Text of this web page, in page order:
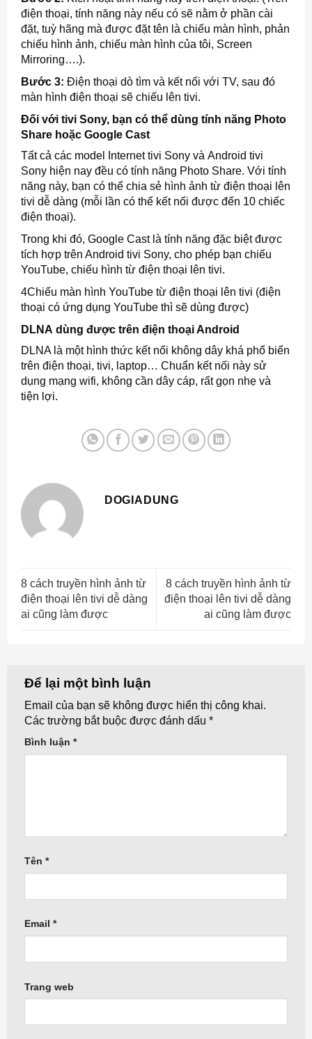
điện thoại, tính năng này nếu có sẽ nằm ở phần cài
đặt, tuỳ hãng mà được đặt tên là chiếu màn hình, phản
chiếu hình ảnh, chiếu màn hình của tôi, Screen
Mirroring….).
Bước 3: Điện thoại dò tìm và kết nối với TV, sau đó
màn hình điện thoại sẽ chiếu lên tivi.
Đối với tivi Sony, bạn có thể dùng tính năng Photo
Share hoặc Google Cast
Tất cả các model Internet tivi Sony và Android tivi
Sony hiện nay đều có tính năng Photo Share. Với tính
năng này, bạn có thể chia sẻ hình ảnh từ điện thoại lên
tivi dễ dàng (mỗi lần có thể kết nối được đến 10 chiếc
điện thoại).
Trong khi đó, Google Cast là tính năng đặc biệt được
tích hợp trên Android tivi Sony, cho phép bạn chiếu
YouTube, chiếu hình từ điện thoại lên tivi.
4Chiếu màn hình YouTube từ điện thoại lên tivi (điện
thoại có ứng dụng YouTube thì sẽ dùng được)
DLNA dùng được trên điện thoại Android
DLNA là một hình thức kết nối không dây khá phổ biến
trên điện thoại, tivi, laptop… Chuẩn kết nối này sử
dụng mạng wifi, không cần dây cáp, rất gọn nhẹ và
tiện lợi.
DOGIADUNG
8 cách truyền hình ảnh từ
điện thoại lên tivi dễ dàng
ai cũng làm được
8 cách truyền hình ảnh từ
điện thoại lên tivi dễ dàng
ai cũng làm được
Để lại một bình luận
Email của bạn sẽ không được hiển thị công khai.
Các trường bắt buộc được đánh dấu *
Bình luận *
Tên *
Email *
Trang web